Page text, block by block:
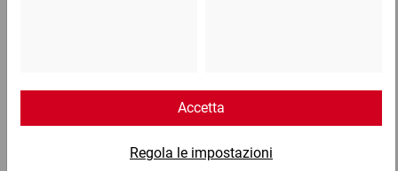
Email
info@ratioform.it